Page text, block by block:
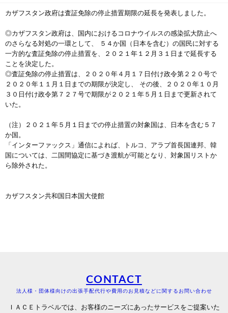
カザフスタン政府は査証免除の停止措置期限の延長を発表しました。
◎カザフスタン政府は、国内におけるコロナウイルスの感染拡大防止へ
のさらなる対処の一環として、 ５４か国（日本を含む）の国民に対する
一方的な査証免除の停止措置を、２０２１年１２月３１日まで延長する
ことを決定した。
◎査証免除の停止措置は、２０２０年４月１７日付け政令第２２０号で
２０２０年１１月１日までの期限が決定し、 その後、２０２０年１０月
３０日付け政令第７２７号で期限が２０２１年５月１日まで更新されて
いた。
（注）２０２１年５月１日までの停止措置の対象国は、日本を含む５７
か国。
「インターファックス」通信によれば、トルコ、アラブ首長国連邦、韓
国については、二国間協定に基づき渡航が可能となり、対象国リストか
ら除外された。
カザフスタン共和国日本国大使館
CONTACT
法人様・団体様向けの出張手配代行や費用のお見積などに関するお問い合わせ
ＩＡＣＥトラベルでは、お客様のニーズにあったサービスをご提案いた